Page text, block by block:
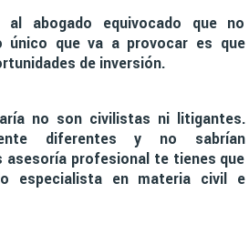
abogado equivocado que no
que va a provocar es que
de inversión.
no son civilistas ni litigantes.
diferentes y no sabrían
asesoría profesional te tienes que
especialista en materia civil e